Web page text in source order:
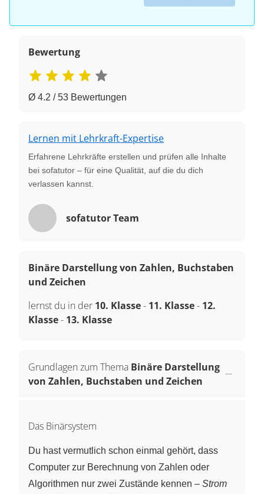
Bewertung
Ø 4.2 / 53 Bewertungen
Lernen mit Lehrkraft-Expertise
Erfahrene Lehrkräfte erstellen und prüfen alle Inhalte
bei sofatutor – für eine Qualität, auf die du dich
verlassen kannst.
sofatutor Team
Binäre Darstellung von Zahlen, Buchstaben
und Zeichen
lernst du in der 10. Klasse- 11. Klasse- 12.
Klasse- 13. Klasse
Grundlagen zum Thema Binäre Darstellung
von Zahlen, Buchstaben und Zeichen
Das Binärsystem
Du hast vermutlich schon einmal gehört, dass
Computer zur Berechnung von Zahlen oder
Algorithmen nur zwei Zustände kennen – Strom